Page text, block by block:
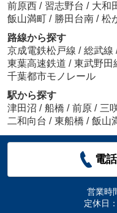
前原西 / 習志野台 / 大和
飯山満町 / 勝田台南 / 松
路線から探す
京成電鉄松戸線 / 総武線
東葉高速鉄道 / 東武野田
千葉都市モノレール
駅から探す
津田沼 / 船橋 / 前原 / 三
二和向台 / 東船橋 / 飯山
電
営業時
定休日：